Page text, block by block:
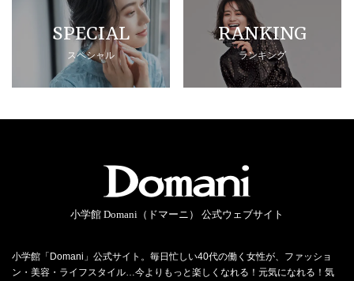
SPECIAL
スペシャル
RANKING
ランキング
小学館 Domani（ドマーニ） 公式ウェブサイト
小学館「Domani」公式サイト。毎日忙しい40代の働く女性が、ファッショ
ン・美容・ライフスタイル…今よりもっと楽しくなれる！元気になれる！気